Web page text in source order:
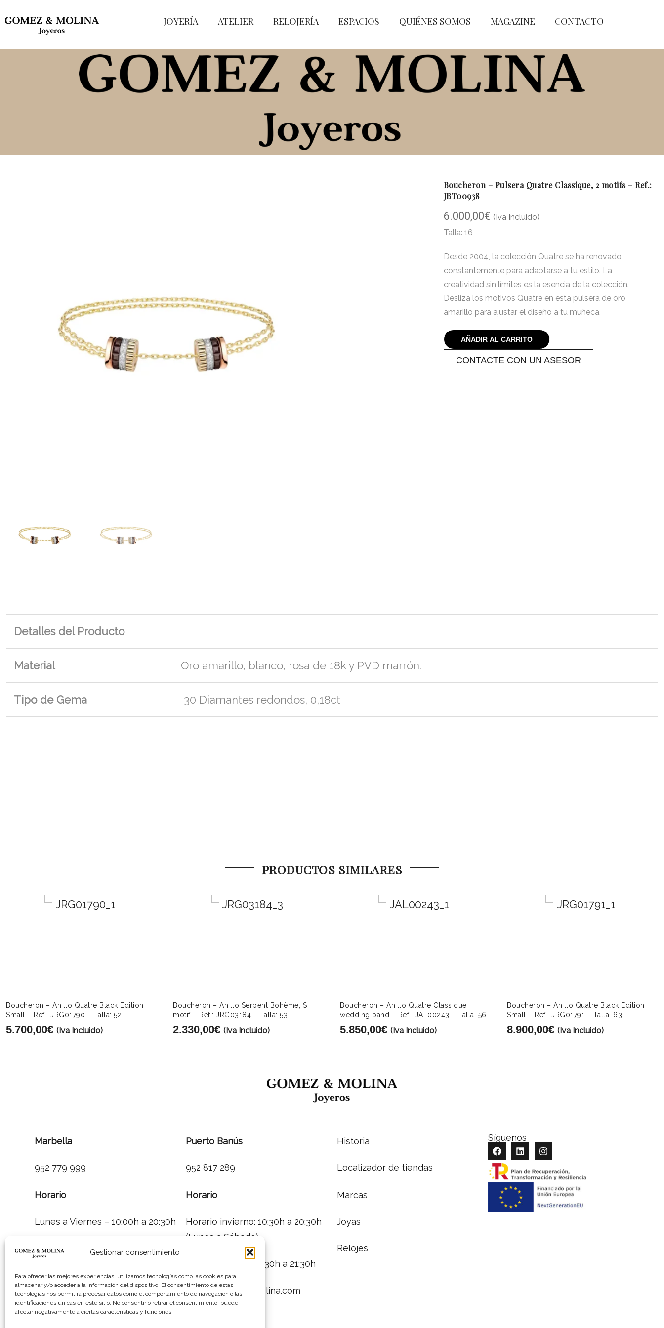
Gestionar consentimiento
Para ofrecer las mejores experiencias, utilizamos tecnologías como las cookies para
almacenar y/o acceder a la información del dispositivo. El consentimiento de estas
tecnologías nos permitirá procesar datos como el comportamiento de navegación o las
identificaciones únicas en este sitio. No consentir o retirar el consentimiento, puede
afectar negativamente a ciertas características y funciones.
JOYERÍA ATELIER RELOJERÍA ESPACIOS QUIÉNES SOMOS MAGAZINE CONTACTO
Boucheron – Pulsera Quatre Classique, 2 motifs – Ref.:
JBT00938
6.000,00€ (Iva Incluido)
Talla: 16
Desde 2004, la colección Quatre se ha renovado
constantemente para adaptarse a tu estilo. La
creatividad sin límites es la esencia de la colección.
Desliza los motivos Quatre en esta pulsera de oro
amarillo para ajustar el diseño a tu muñeca.
AÑADIR AL CARRITO
CONTACTE CON UN ASESOR
Detalles del Producto
Material Oro amarillo, blanco, rosa de 18k y PVD marrón.
Tipo de Gema 30 Diamantes redondos, 0,18ct
PRODUCTOS SIMILARES
Boucheron – Anillo Quatre Black Edition
Small – Ref.: JRG01790 – Talla: 52
5.700,00€ (Iva Incluido)
Boucheron – Anillo Serpent Bohème, S
motif – Ref.: JRG03184 – Talla: 53
2.330,00€ (Iva Incluido)
Boucheron – Anillo Quatre Classique
wedding band – Ref.: JAL00243 – Talla: 56
5.850,00€ (Iva Incluido)
Boucheron – Anillo Quatre Black Edition
Small – Ref.: JRG01791 – Talla: 63
8.900,00€ (Iva Incluido)
Marbella
952 779 999
Horario
Lunes a Viernes – 10:00h a 20:30h
Sábados: 10:00h a 14:00h
info@gomezymolina.com
Puerto Banús
952 817 289
Horario
Horario invierno: 10:30h a 20:30h
(Lunes a Sábado)
Horario verano: 10:30h a 21:30h
banus@gomezymolina.com
Historia
Localizador de tiendas
Marcas
Joyas
Relojes
Síguenos